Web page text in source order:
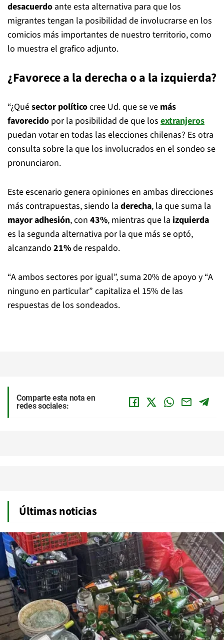
desacuerdo ante esta alternativa para que los
migrantes tengan la posibilidad de involucrarse en los
comicios más importantes de nuestro territorio, como
lo muestra el grafico adjunto.
¿Favorece a la derecha o a la izquierda?
“¿Quésector políticocree Ud. que se ve más
favorecido por la posibilidad de que los extranjeros
puedan votar en todas las elecciones chilenas? Es otra
consulta sobre la que los involucrados en el sondeo se
pronunciaron.
Este escenario genera opiniones en ambas direcciones
más contrapuestas, siendo la derecha, la que suma la
mayor adhesión, con 43%, mientras que la izquierda
es la segunda alternativa por la que más se optó,
alcanzando 21%de respaldo.
“A ambos sectores por igual”, suma 20% de apoyo y “A
ninguno en particular” capitaliza el 15% de las
respuestas de los sondeados.
Comparte esta nota en
redes sociales:
Últimas noticias